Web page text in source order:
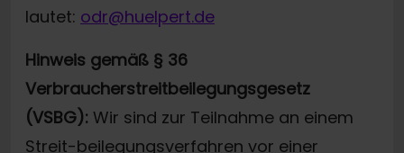
lautet: odr@huelpert.de
Hinweis gemäß § 36
Verbraucherstreitbeilegungsgesetz
(VSBG): Wir sind zur Teilnahme an einem
Streit-beilegungsverfahren vor einer